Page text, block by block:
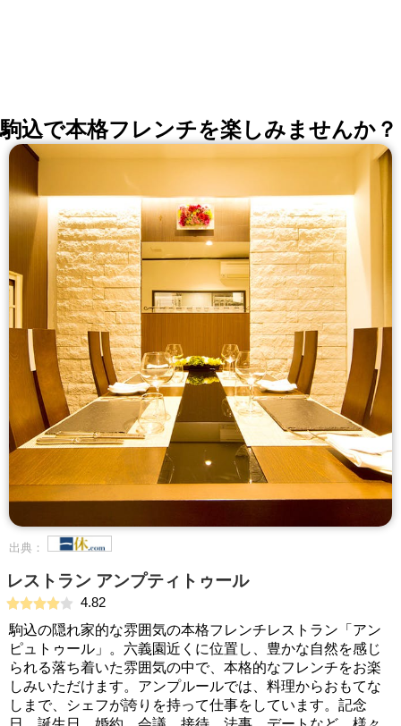
駒込で本格フレンチを楽しみませんか？
出典：
レストラン アンプティトゥール
4.82
駒込の隠れ家的な雰囲気の本格フレンチレストラン「アン
ピュトゥール」。六義園近くに位置し、豊かな自然を感じ
られる落ち着いた雰囲気の中で、本格的なフレンチをお楽
しみいただけます。アンプルールでは、料理からおもてな
しまで、シェフが誇りを持って仕事をしています。記念